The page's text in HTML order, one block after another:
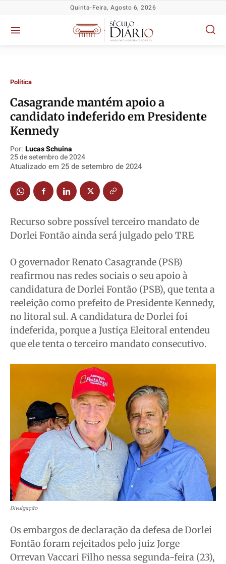
Política
Socioeconômicas
TV Século
Educação
Meio Ambiente
Saúde
Direitos
Economia
Cultura
Colunas
Caetano Roque
Gustavo Bastos
Jr Mignone (in memorian)
Publicidade Legal
Anuncie
Quem Somos
Expediente
Contato
Anuncie
Termos de Uso
Privacidade
Política
Socioeconômicas
TV Século
Educação
Meio Ambiente
Saúde
Direitos
Economia
Cultura
Colunas
Caetano Roque
Gustavo Bastos
Jr Mignone (in memorian)
Publicidade Legal
Anuncie
Quem Somos
Expediente
Contato
Anuncie
Termos de Uso
Privacidade
Política
Socioeconômicas
TV Século
Educação
Meio Ambiente
Saúde
Direitos
Economia
Cultura
Colunas
Caetano Roque
Gustavo Bastos
Jr Mignone (in memorian)
Publicidade Legal
Anuncie
Quem Somos
Expediente
Contato
Anuncie
Termos de Uso
Privacidade
Política
Socioeconômicas
TV Século
Educação
Meio Ambiente
Saúde
Direitos
Economia
Cultura
Colunas
Caetano Roque
Gustavo Bastos
Jr Mignone (in memorian)
Publicidade Legal
Anuncie
Quem Somos
Expediente
Contato
Anuncie
Termos de Uso
Privacidade
Quinta-Feira, Agosto 6, 2026
Política
Casagrande mantém apoio a
candidato indeferido em Presidente
Kennedy
Por: Lucas Schuina
25 de setembro de 2024
Atualizado em 25 de setembro de 2024
Recurso sobre possível terceiro mandato de
Dorlei Fontão ainda será julgado pelo TRE
O governador Renato Casagrande (PSB)
reafirmou nas redes sociais o seu apoio à
candidatura de Dorlei Fontão (PSB), que tenta a
reeleição como prefeito de Presidente Kennedy,
no litoral sul. A candidatura de Dorlei foi
indeferida, porque a Justiça Eleitoral entendeu
que ele tenta o terceiro mandato consecutivo.
Divulgação
Os embargos de declaração da defesa de Dorlei
Fontão foram rejeitados pelo juiz Jorge
Orrevan Vaccari Filho nessa segunda-feira (23),